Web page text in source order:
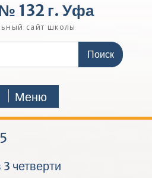
132 г. Уфа
сайт школы
Меню
четверти